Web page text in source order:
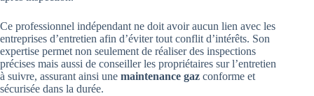
Ce professionnel indépendant ne doit avoir aucun lien avec les
entreprises d’entretien afin d’éviter tout conflit d’intérêts. Son
expertise permet non seulement de réaliser des inspections
précises mais aussi de conseiller les propriétaires sur l’entretien
à suivre, assurant ainsi une maintenance gaz conforme et
sécurisée dans la durée.